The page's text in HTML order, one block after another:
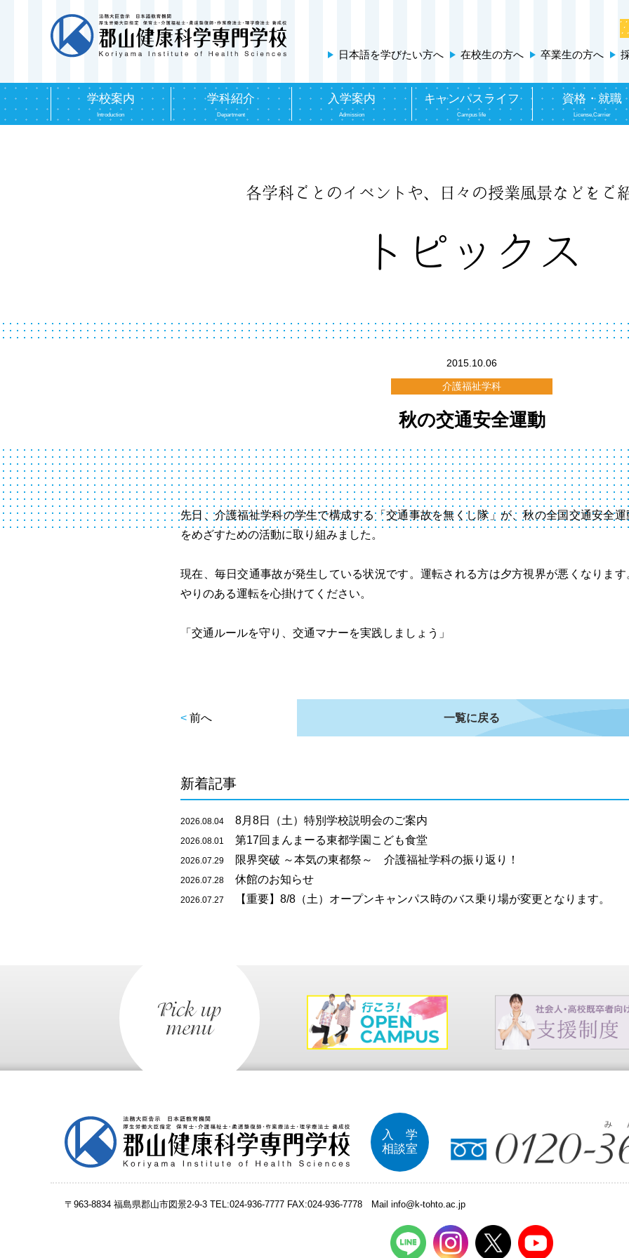
日本語を学びたい方へ 在校生の方へ 卒業生の方へ
学校案内
Introduction
学科紹介
Department
入学案内
Admission
キャンパスライフ
Campus life
資格・就職
License,Carrier
各学科ごとのイベントや、 日々の授業風景などをご
トピックス
2015.10.06
介護福祉学科
秋の交通安全運動
先日、介護福祉学科の学生で構成する「交通事故を無くし隊」が、秋の全国交通安全
をめざすための活動に取り組みました。
現在、毎日交通事故が発生している状況です。運転される方は夕方視界が悪くなりま
やりのある運転を心掛けてください。
「交通ルールを守り、交通マナーを実践しましょう」
< 前へ 一覧に戻る
新着記事
2026.08.04 8月8日（土）特別学校説明会のご案内
2026.08.01 第17回まんまーる東都学園こども食堂
2026.07.29 限界突破 ～本気の東都祭～ 介護福祉学科の振り返り！
2026.07.28 休館のお知らせ
2026.07.27 【重要】8/8（土）オープンキャンパス時のバス乗り場が変更となります。
入 学
相談室
〒963-8834 福島県郡山市図景2-9-3 TEL:024-936-7777 FAX:024-936-7778 Mail info@k-tohto.ac.jp